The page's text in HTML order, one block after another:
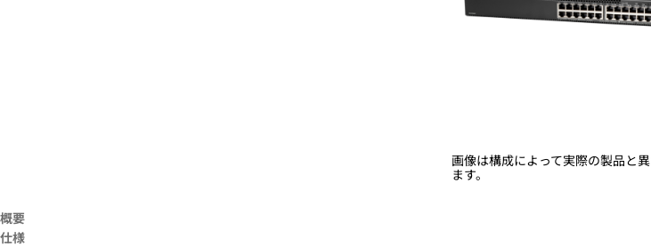
画像は構成によって実際の製品と
ます。
概要
仕様